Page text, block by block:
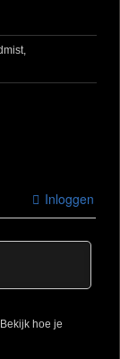
Inloggen
Bekijk hoe je